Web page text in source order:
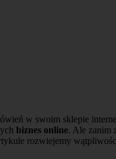
w swoim sklepie
biznes online. Ale zanim
rozwiejemy